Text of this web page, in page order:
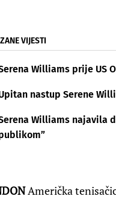
VIJESTI
Williams prije US
nastup Serene
Williams najavila
Američka